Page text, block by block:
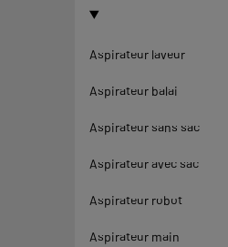
Aspirateur laveur
Aspirateur balai
Aspirateur sans sac
Aspirateur avec sac
Aspirateur robot
Aspirateur main